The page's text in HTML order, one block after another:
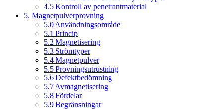
4.5 Kontroll av penetrantmaterial
5. Magnetpulverprovning
5.0 Användningsområde
5.1 Princip
5.2 Magnetisering
5.3 Strömtyper
5.4 Magnetpulver
5.5 Provningsutrustning
5.6 Defektbedömning
5.7 Avmagnetisering
5.8 Fördelar
5.9 Begränsningar